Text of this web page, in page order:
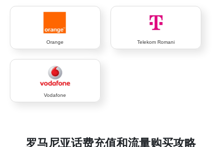
Orange Telekom Romani
Vodafone
罗马尼亚话费充值和流量购买攻略